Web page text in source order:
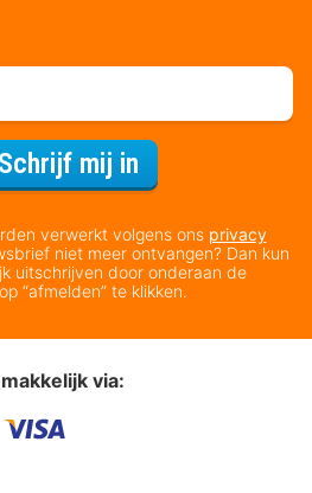
Schrijf mij in
verwerkt volgens ons privacy
niet meer ontvangen? Dan kun
uitschrijven door onderaan de
“afmelden” te klikken.
via: